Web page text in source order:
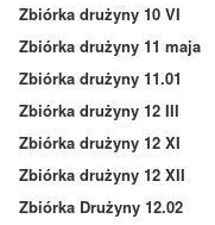
Zbiórka drużyny 10 VI
Zbiórka drużyny 11 maja
Zbiórka drużyny 11.01
Zbiórka drużyny 12 III
Zbiórka drużyny 12 XI
Zbiórka drużyny 12 XII
Zbiórka Drużyny 12.02